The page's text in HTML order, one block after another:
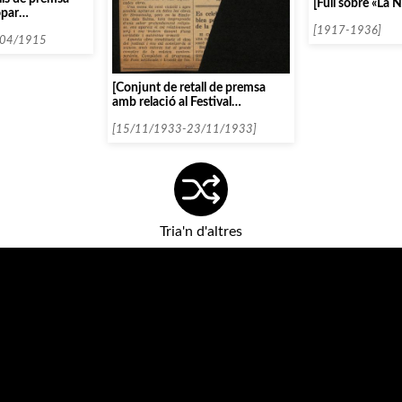
1915
[Conjunt de retall de premsa
amb relació al Festival
[15/11/1933-23/11/1933]
[Full sobre «La
[1917-1936]
Tria'n d'altres